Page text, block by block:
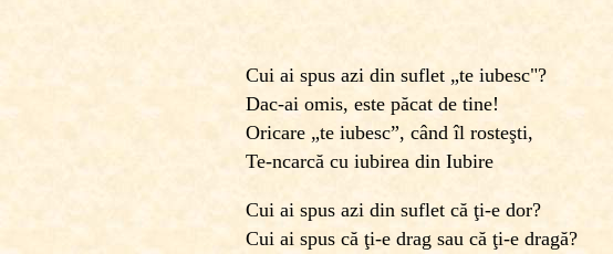
Cui ai spus azi din suflet „te iubesc"?
Dac-ai omis, este păcat de tine!
Oricare „te iubesc”, când îl rosteşti,
Te-ncarcă cu iubirea din Iubire
Cui ai spus azi din suflet că ţi-e dor?
Cui ai spus că ţi-e drag sau că ţi-e dragă?